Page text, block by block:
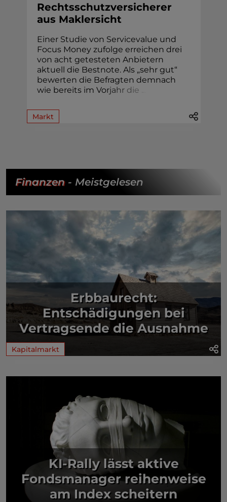
Rechtsschutzversicherer
aus Maklersicht
Einer Studie von Servicevalue und
Focus Money zufolge erreichen drei
von acht getesteten Anbietern
aktuell die Bestnote. Als „sehr gut“
bewerten die Befragten demnach
wie bereits im Vorjahr die
Markt
Finanzen- Meistgelesen
Erbbaurecht:
Entschädigungen bei
Vertragsende die Ausnahme
Kapitalmarkt
KI-Rally lässt aktive
Fondsmanager reihenweise
am Index scheitern